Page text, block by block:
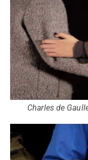
Charles de